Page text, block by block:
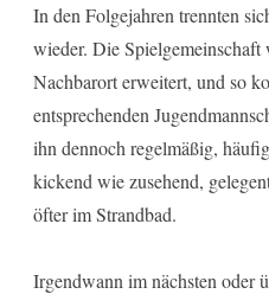
In den Folgejahren trennten
wieder. Die
Nachbarort erweitert, und so
entsprechenden
ihn dennoch regelmäßig,
kickend wie zusehend,
öfter im Strandbad.
Irgendwann im nächsten oder